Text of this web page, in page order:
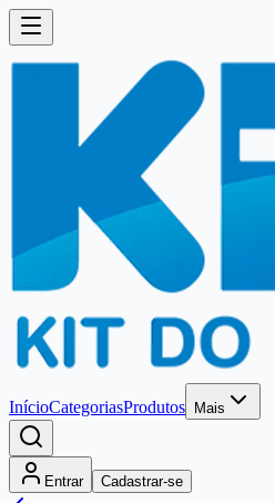
InícioCategoriasProdutos Mais
Entrar Cadastrar-se